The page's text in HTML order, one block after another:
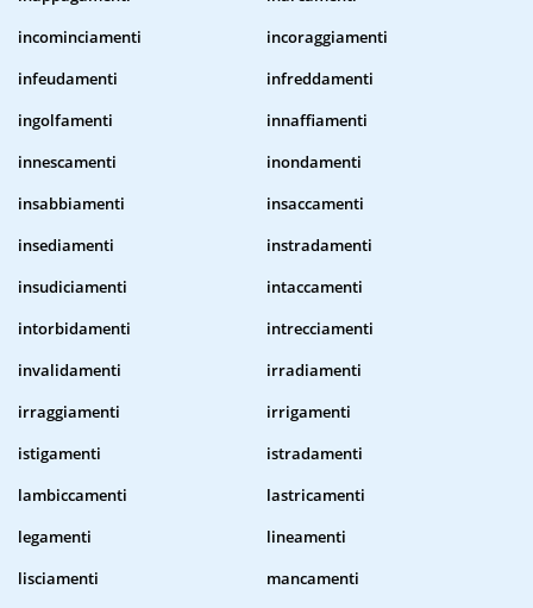
incominciamenti
incoraggiamenti
infeudamenti
infreddamenti
ingolfamenti
innaffiamenti
innescamenti
inondamenti
insabbiamenti
insaccamenti
insediamenti
instradamenti
insudiciamenti
intaccamenti
intorbidamenti
intrecciamenti
invalidamenti
irradiamenti
irraggiamenti
irrigamenti
istigamenti
istradamenti
lambiccamenti
lastricamenti
legamenti
lineamenti
lisciamenti
mancamenti